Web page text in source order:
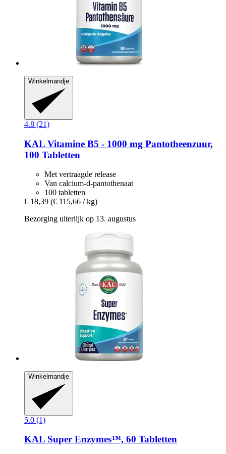
Winkelmandje
4.8 (21)
KAL Vitamine B5 -​ 1000 mg Pantotheenzuur,
100 Tabletten
Met vertraagde release
Van calcium-d-pantothenaat
100 tabletten
€ 18,39 (€ 115,66 / kg)
Bezorging uiterlijk op 13. augustus
Winkelmandje
5.0 (1)
KAL Super Enzymes™, 60 Tabletten